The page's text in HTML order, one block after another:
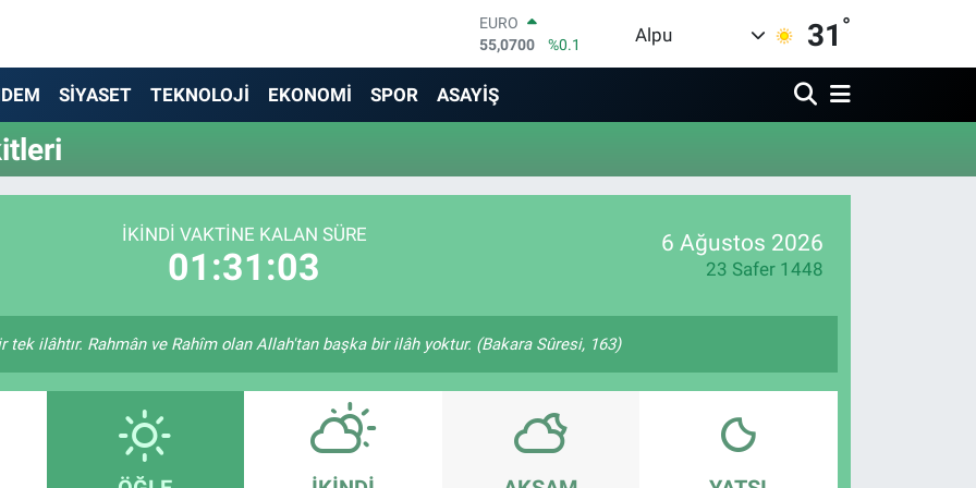
EURO
55,0700
%0.1
STERLİN
64,2438
GRAM ALTIN
13.768
%48
BITCOIN
Alpu 31 °
SİYASET TEKNOLOJİ EKONOMİ SPOR ASAYİŞ
İKINDI VAKTINE KALAN SÜRE
01:31:03
6 Ağustos 2026
23 Safer 1448
tek ilâhtır. Rahmân ve Rahîm olan Allah'tan başka bir ilâh yoktur. (Bakara Sûresi, 163)